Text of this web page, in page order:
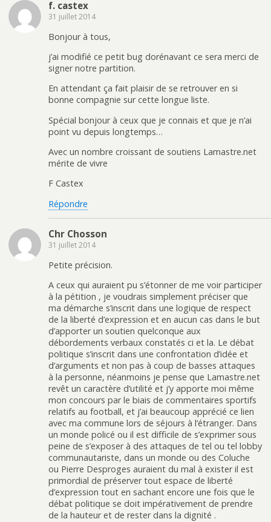
f. castex
31 juillet 2014
Bonjour à tous,
j’ai modifié ce petit bug dorénavant ce sera merci de
signer notre partition.
En attendant ça fait plaisir de se retrouver en si
bonne compagnie sur cette longue liste.
Spécial bonjour à ceux que je connais et que je n’ai
point vu depuis longtemps…
Avec un nombre croissant de soutiens Lamastre.net
mérite de vivre
F Castex
Répondre
Chr Chosson
31 juillet 2014
Petite précision.
A ceux qui auraient pu s’étonner de me voir participer
à la pétition , je voudrais simplement préciser que
ma démarche s’inscrit dans une logique de respect
de la liberté d’expression et en aucun cas dans le but
d’apporter un soutien quelconque aux
débordements verbaux constatés ci et la. Le débat
politique s’inscrit dans une confrontation d’idée et
d’arguments et non pas à coup de basses attaques
à la personne, néanmoins je pense que Lamastre.net
revêt un caractère d’utilité et j’y apporte moi même
mon concours par le biais de commentaires sportifs
relatifs au football, et j’ai beaucoup apprécié ce lien
avec ma commune lors de séjours à l’étranger. Dans
un monde policé ou il est difficile de s’exprimer sous
peine de s’exposer à des attaques de tel ou tel lobby
communautariste, dans un monde ou des Coluche
ou Pierre Desproges auraient du mal à exister il est
primordial de préserver tout espace de liberté
d’expression tout en sachant encore une fois que le
débat politique se doit impérativement de prendre
de la hauteur et de rester dans la dignité .